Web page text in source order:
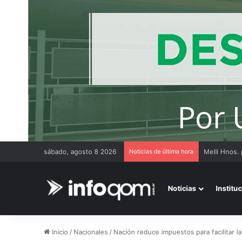
sábado, agosto 8 2026 Noticias de última hora
Noticias
Inicio / Nacionales / Nación reduce impuestos para facilitar